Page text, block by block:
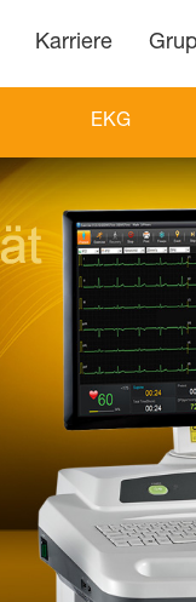
Karriere
EKG